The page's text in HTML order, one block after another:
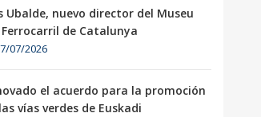
Ubalde, nuevo director del Museu
de Catalunya
07/2026
el acuerdo para la promoción
vías verdes de Euskadi